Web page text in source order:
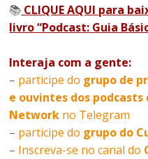
📚 CLIQUE AQUI para
livro “Podcast: Guia
Interaja com a gente:
– participe do grupo de
e ouvintes dos
Network no Telegram
– participe do grupo do
– Inscreva-se no canal do